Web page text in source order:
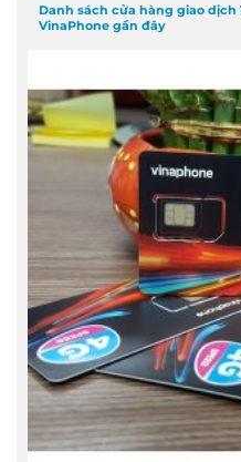
Danh sách cửa hàng giao dịch
VinaPhone gần đây